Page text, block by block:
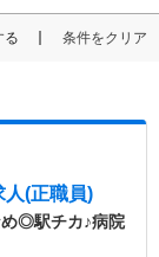
る 条件をクリア
人(正職員)
め◎駅チカ♪病院